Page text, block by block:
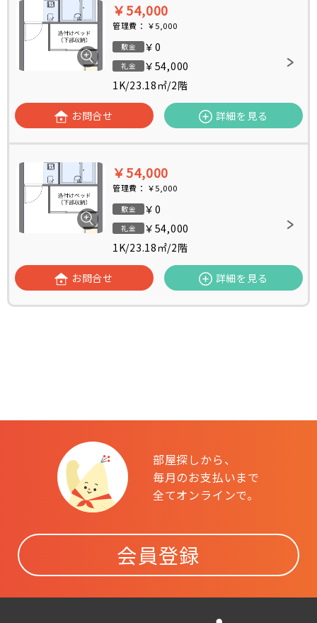
￥54,000
管理費： ￥5,000
敷金 ￥0
礼金
￥54,000
1K/23.18㎡/2階
お問合せ 詳細を見る
￥54,000
管理費： ￥5,000
敷金 ￥0
礼金
￥54,000
1K/23.18㎡/2階
お問合せ 詳細を見る
部屋探しから、
毎月のお支払いまで
全てオンラインで。
会員登録